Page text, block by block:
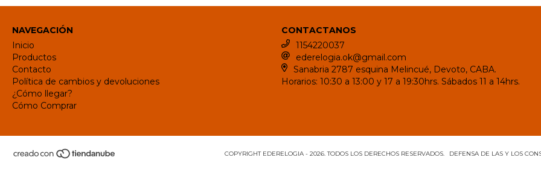
NAVEGACIÓN
Inicio
Productos
Contacto
Política de cambios y devoluciones
¿Cómo llegar?
Cómo Comprar
CONTACTANOS
1154220037
ederelogia.ok@gmail.com
Sanabria 2787 esquina Melincué, Devoto, CABA.
Horarios: 10:30 a 13:00 y 17 a 19:30hrs. Sábados 11 a 14hrs.
COPYRIGHT EDERELOGIA - 2026. TODOS LOS DERECHOS RESERVADOS. DEFENSA DE LAS Y LOS